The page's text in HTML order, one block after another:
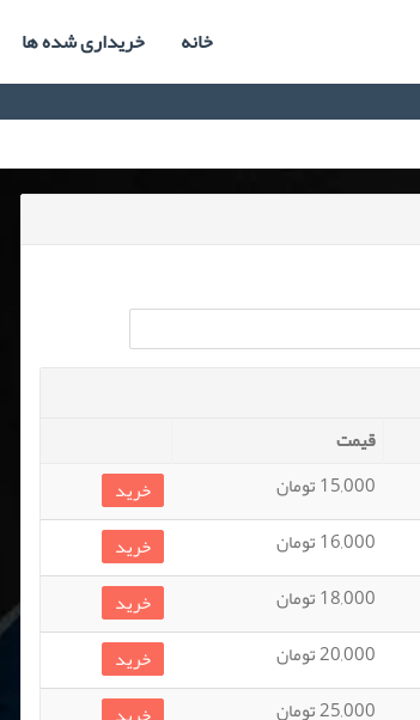
خانه خریداری شده ها
قیمت
15,000 تومان
خرید
16,000 تومان
خرید
18,000 تومان
خرید
20,000 تومان
خرید
25,000 تومان